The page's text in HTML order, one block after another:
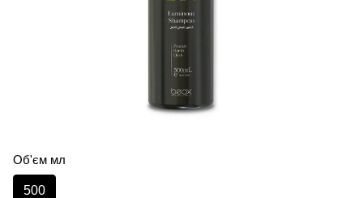
Об'єм мл
500